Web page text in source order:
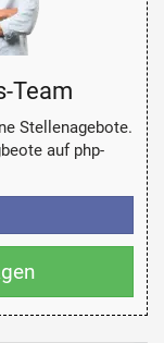
Team
Stellenagebote.
auf php-